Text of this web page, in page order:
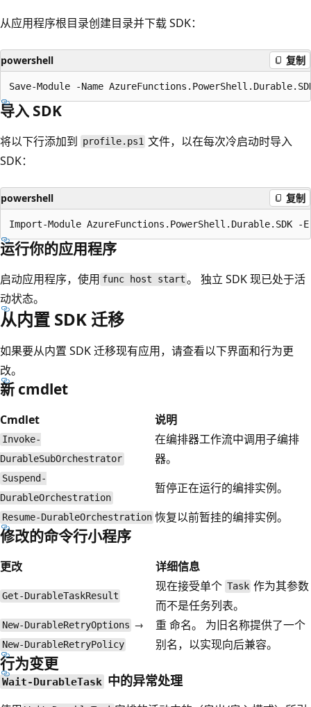
从应用程序根目录创建目录并下载 SDK：
powershell 复制
导入 SDK
将以下行添加到 profile.ps1 文件，以在每次冷启动时导入
SDK：
powershell 复制
运行你的应用程序
启动应用程序，使用 func host start 。 独立 SDK 现已处于活
动状态。
从内置 SDK 迁移
如果要从内置 SDK 迁移现有应用，请查看以下界面和行为更
改。
新 cmdlet
Cmdlet 说明
Invoke-
DurableSubOrchestrator
在编排器工作流中调用子编排
器。
Suspend-
DurableOrchestration
暂停正在运行的编排实例。
Resume-DurableOrchestration 恢复以前暂挂的编排实例。
修改的命令行小程序
更改 详细信息
Get-DurableTaskResult
现在接受单个 Task 作为其参数
而不是任务列表。
New-DurableRetryOptions →
New-DurableRetryPolicy
重 命名。 为旧名称提供了一个
别名，以实现向后兼容。
行为变更
Wait-DurableTask 中的异常处理